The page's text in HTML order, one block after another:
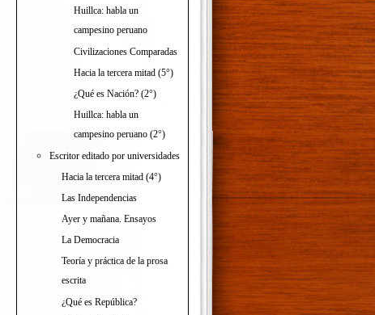
Huillca: habla un
campesino peruano
Civilizaciones Comparadas
Hacia la tercera mitad (5°)
¿Qué es Nación? (2°)
Huillca: habla un
campesino peruano (2°)
Escritor editado por universidades
Hacia la tercera mitad (4°)
Las Independencias
Ayer y mañana. Ensayos
La Democracia
Teoría y práctica de la prosa
escrita
¿Qué es República?